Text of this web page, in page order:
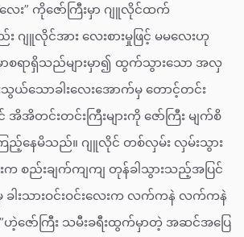
ေး” ကိုဇော်ကြီးမှာ ဂျူလိုင်ထက်
ျူလိုင်အား လေးစားမှုဖြင့် မမလေးဟု
မှာစရာရှိသည်များမှာ၍ ထွက်သွားသော အလှ
ယ်သောခါးလေးအောက်မှ တောင့်တင်း
အိအိတင်းတင်းကြီးများကို ဇော်ကြီး မျက်စိ
နေမိသည်။ ဂျူလိုင် တစ်လှမ်း လှမ်းသွား
းက စည်းချက်ကျကျ တုန်ခါသွားသည့်အပြင်
ခါးသားဝင်းဝင်းလေးက လက်ကနဲ လက်ကနဲ
ဟဲ့ဇော်ကြီး သမီးခရီးထွက်မှာတဲ့ အဆင်အပြေ